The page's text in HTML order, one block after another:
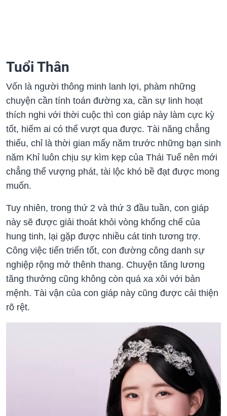
Tuổi Thân
Vốn là người thông minh lanh lợi, phàm những
chuyện cần tính toán đường xa, cần sự linh hoạt
thích nghi với thời cuộc thì con giáp này làm cực kỳ
tốt, hiếm ai có thể vượt qua được. Tài năng chẳng
thiếu, chỉ là thời gian mấy năm trước những bạn sinh
năm Khỉ luôn chịu sự kìm kẹp của Thái Tuế nên mới
chẳng thể vượng phát, tài lộc khó bề đạt được mong
muốn.
Tuy nhiên, trong thứ 2 và thứ 3 đầu tuần, con giáp
này sẽ được giải thoát khỏi vòng khống chế của
hung tinh, lại gặp được nhiều cát tinh tương trợ.
Công việc tiến triển tốt, con đường công danh sự
nghiệp rộng mở thênh thang. Chuyện tăng lương
tăng thưởng cũng không còn quá xa xôi với bản
mệnh. Tài vận của con giáp này cũng được cải thiện
rõ rệt.